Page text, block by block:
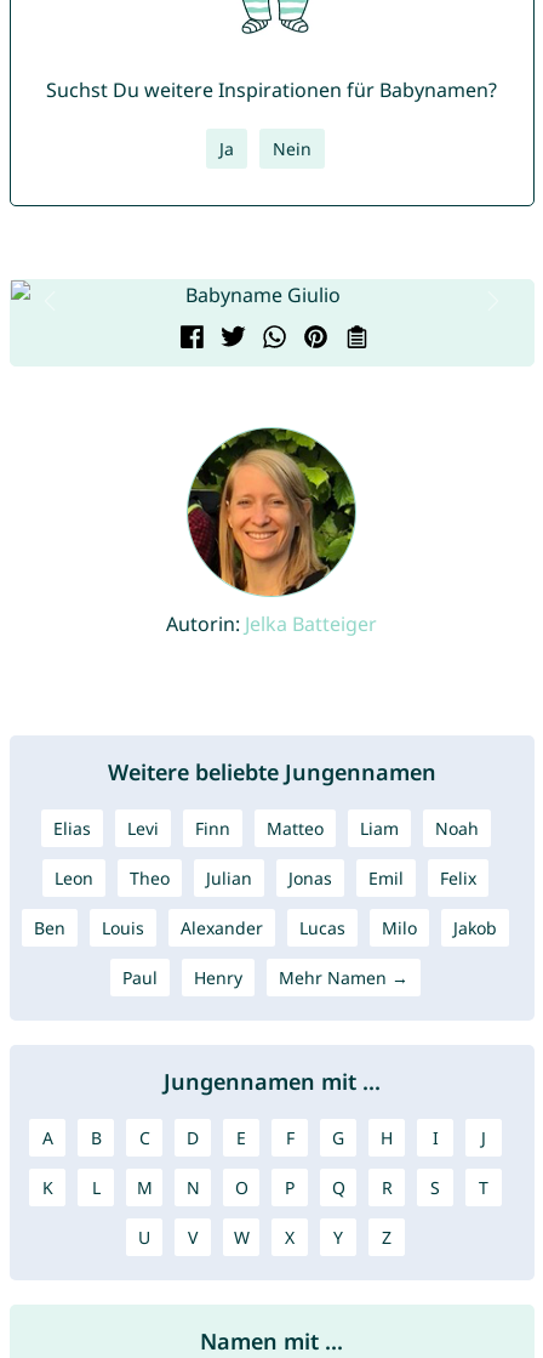
Suchst Du weitere Inspirationen für Babynamen?
Ja Nein
Autorin: Jelka Batteiger
Weitere beliebte Jungennamen
Elias Levi Finn Matteo Liam Noah
Leon Theo Julian Jonas Emil Felix
Ben Louis Alexander Lucas Milo Jakob
Paul Henry Mehr Namen →
Jungennamen mit ...
A B C D E F G H I J
K L M N O P Q R S T
U V W X Y Z
Namen mit ...